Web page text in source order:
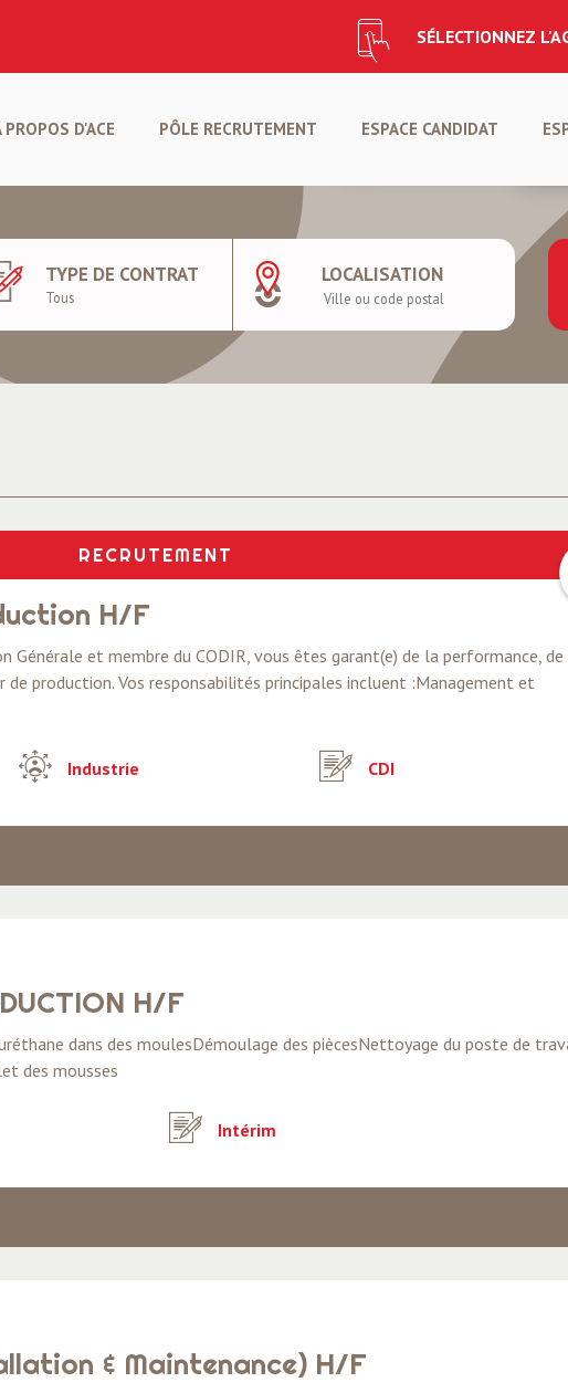
SÉLECTIONNEZ
PROPOS D'ACE PÔLE RECRUTEMENT ESPACE CANDIDAT
CANDIDATURE
CRÉER VOTRE PROFIL
TYPE DE CONTRAT LOCALISATION
RECRUTEMENT
H/F
Générale et membre du CODIR, vous êtes garant(e) de la performance,
production. Vos responsabilités principales incluent :Management et
Industrie CDI
H/F
dans des moulesDémoulage des piècesNettoyage du poste de
des mousses
Intérim
& Maintenance) H/F